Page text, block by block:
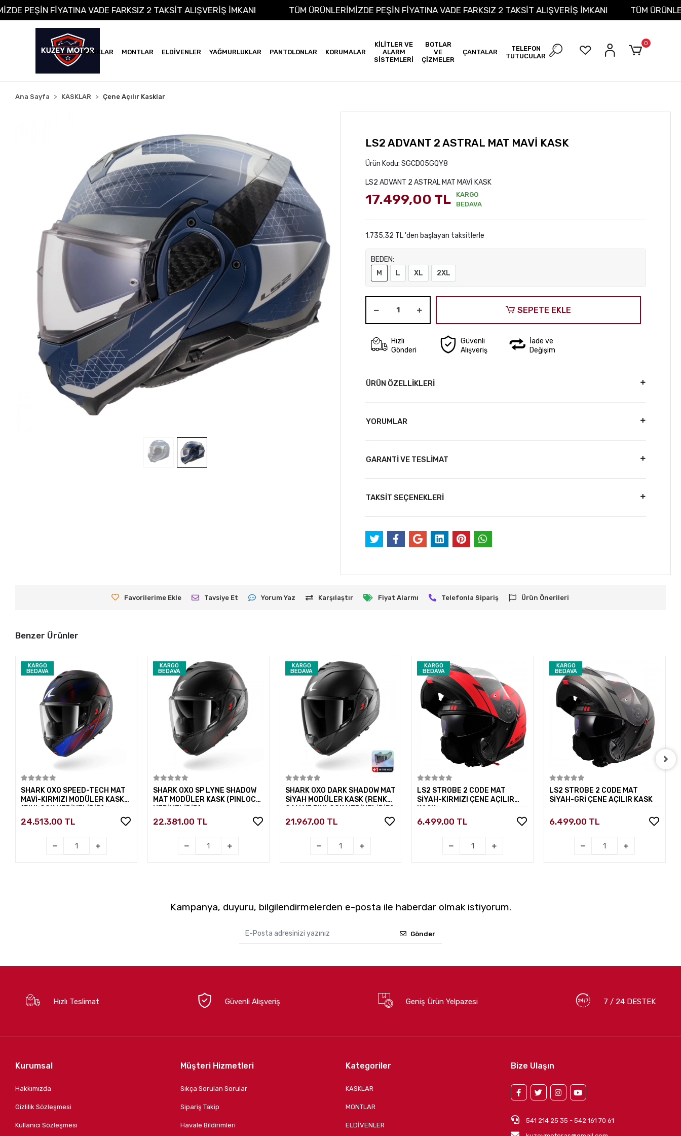
PEŞİN FİYATINA VADE FARKSIZ 2 TAKSİT ALIŞVERİŞ İMKANI TÜM ÜRÜNLERİMİZDE PEŞİN FİYATINA VADE FARKSIZ 2 TAKSİT ALIŞVERİŞ İMKANI TÜM
KASKLAR MONTLAR ELDİVENLER YAĞMURLUKLAR PANTOLONLAR KORUMALAR
KİLİTLER VE
ALARM
SİSTEMLERİ
BOTLAR
VE
ÇİZMELER
ÇANTALAR
TELEFON
TUTUCULAR
0
Ana Sayfa KASKLAR Çene Açılır Kasklar
LS2 ADVANT 2 ASTRAL MAT MAVİ KASK
Ürün Kodu: SGCD05GQY8
LS2 ADVANT 2 ASTRAL MAT MAVİ KASK
17.499,00 TL
KARGO
BEDAVA
1.735,32 TL 'den başlayan taksitlerle
BEDEN:
M
L XL 2XL
SEPETE EKLE
Hızlı
Gönderi
Güvenli
Alışveriş
İade ve
Değişim
ÜRÜN ÖZELLİKLERİ
YORUMLAR
GARANTİ VE TESLİMAT
TAKSİT SEÇENEKLERİ
Favorilerime Ekle Tavsiye Et Yorum Yaz Karşılaştır Fiyat Alarmı Telefonla Sipariş Ürün Önerileri
Benzer Ürünler
KARGO
BEDAVA
SHARK OXO SPEED-TECH MAT
MAVİ-KIRMIZI MODÜLER KASK
(PINLOCK HEDİYELİDİR)
24.513,00 TL
KARGO
BEDAVA
SHARK OXO SP LYNE SHADOW
MAT MODÜLER KASK (PINLOCK
HEDİYELİDİR)
22.381,00 TL
KARGO
BEDAVA
SHARK OXO DARK SHADOW MAT
SİYAH MODÜLER KASK (RENKLİ
CAM VE PINLOCK HEDİYELİDİR)
21.967,00 TL
KARGO
BEDAVA
LS2 STROBE 2 CODE MAT
SİYAH-KIRMIZI ÇENE AÇILIR
KASK
6.499,00 TL
KARGO
BEDAVA
LS2 STROBE 2 CODE MAT
SİYAH-GRİ ÇENE AÇILIR KASK
6.499,00 TL
Kampanya, duyuru, bilgilendirmelerden e-posta ile haberdar olmak istiyorum.
Gönder
Hızlı Teslimat Güvenli Alışveriş Geniş Ürün Yelpazesi 7 / 24 DESTEK
Kurumsal
Hakkımızda
Gizlilik Sözleşmesi
Kullanıcı Sözleşmesi
Müşteri Hizmetleri
Sıkça Sorulan Sorular
Sipariş Takip
Havale Bildirimleri
Kategoriler
KASKLAR
MONTLAR
ELDİVENLER
Bize Ulaşın
541 214 25 35 - 542 161 70 61